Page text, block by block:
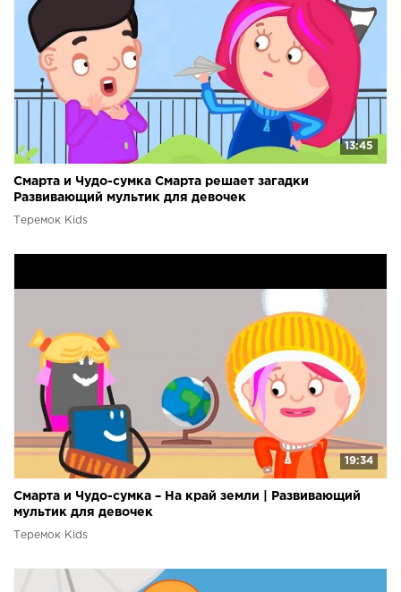
13:45
Смарта и Чудо-сумка Смарта решает загадки
Развивающий мультик для девочек
Теремок Kids
19:34
Смарта и Чудо-сумка – На край земли | Развивающий
мультик для девочек
Теремок Kids